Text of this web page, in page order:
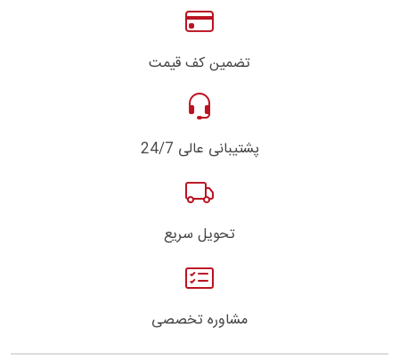
تضمین کف قیمت
پشتیبانی عالی 24/7
تحویل سریع
مشاوره تخصصی